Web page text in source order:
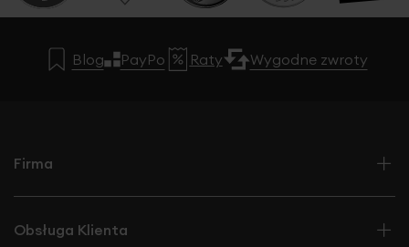
Blog PayPo Raty Wygodne zwroty
Firma
Obsługa Klienta